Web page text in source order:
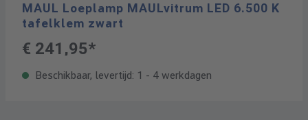
MAUL Loeplamp MAULvitrum LED 6.500 K
tafelklem zwart
€ 241,95*
Beschikbaar, levertijd: 1 - 4 werkdagen